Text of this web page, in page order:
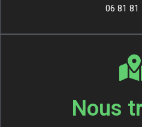
06 81 81
Nous